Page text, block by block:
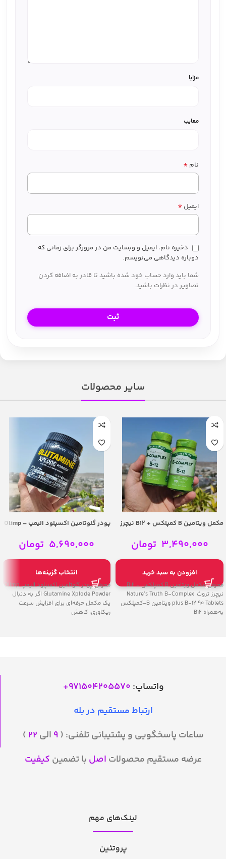
مزایا
معایب
نام *
ایمیل *
ذخیره نام، ایمیل و وبسایت من در مرورگر برای زمانی که
دوباره دیدگاهی می‌نویسم.
شما باید وارد حساب خود شده باشید تا قادر به اضافه کردن
تصاویر در نظرات باشید.
سایر محصولات
مکمل ویتامین B کمپلکس + B12 نیچرز
B-12 90 Tablets
3,490,000 تومان
افزودن به سبد خرید
معرفی مکمل ویتامین B کمپلکس + B12
نیچرز تروث Nature’s Truth B-Complex
plus B-12 90 Tablets ویتامین B-کمپلکس
به‌همراه B12
پودر گلوتامین اکسپلود الیمپ – Olimp
5,690,000 تومان
انتخاب گزینه‌ها
معرفی پودر گلوتامین اکسپلود الیمپ Olimp
Glutamine Xplode Powder اگر به دنبال
یک مکمل حرفه‌ای برای افزایش سرعت
ریکاوری، کاهش
واتساپ: 971504205570
+
ارتباط مستقیم در بله
ساعات پاسخگویی و پشتیبانی تلفنی: ( ۹ الی ۲۲ )
عرضه مستقیم محصولات اصل با تضمین کیفیت
لینک‌های مهم
پروتئین